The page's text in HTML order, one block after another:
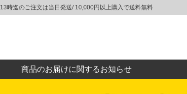
13時迄のご注文は当日発送/ 10,000円以上購入で送料無料
商品のお届けに関するお知らせ